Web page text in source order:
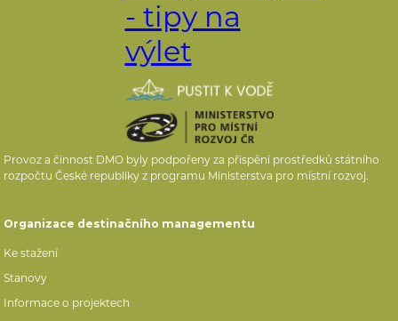
Provoz a činnost DMO byly podpořeny za přispění prostředků státního
rozpočtu České republiky z programu Ministerstva pro místní rozvoj.
Organizace destinačního managementu
Ke stažení
Stanovy
Informace o projektech